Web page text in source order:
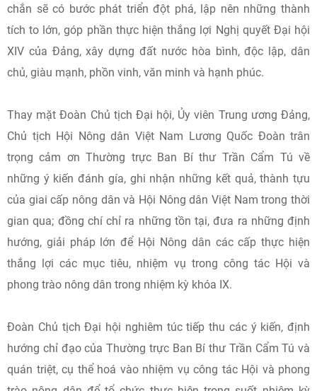
chắn sẽ có bước phát triển đột phá, lập nên những thành
tích to lớn, góp phần thực hiện thắng lợi Nghị quyết Đại hội
XIV của Đảng, xây dựng đất nước hòa bình, độc lập, dân
chủ, giàu mạnh, phồn vinh, văn minh và hạnh phúc.
Thay mặt Đoàn Chủ tịch Đại hội, Ủy viên Trung ương Đảng,
Chủ tịch Hội Nông dân Việt Nam Lương Quốc Đoàn trân
trọng cảm ơn Thường trực Ban Bí thư Trần Cẩm Tú về
những ý kiến đánh gía, ghi nhận những kết quả, thành tựu
của giai cấp nông dân và Hội Nông dân Việt Nam trong thời
gian qua; đồng chí chỉ ra những tồn tại, đưa ra những định
hướng, giải pháp lớn để Hội Nông dân các cấp thực hiện
thắng lợi các mục tiêu, nhiệm vụ trong công tác Hội và
phong trào nông dân trong nhiệm kỳ khóa IX.
Đoàn Chủ tịch Đại hội nghiêm túc tiếp thu các ý kiến, định
hướng chỉ đạo của Thường trực Ban Bí thư Trần Cẩm Tú và
quán triệt, cụ thể hoá vào nhiệm vụ công tác Hội và phong